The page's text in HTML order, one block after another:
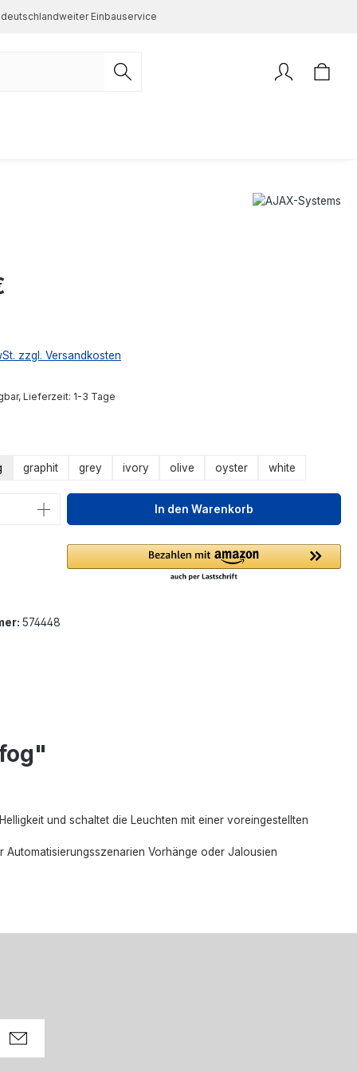
deutschlandweiter Einbauservice
zzgl. Versandkosten
Lieferzeit: 1-3 Tage
graphit grey ivory olive oyster white
Anzahl: Gib den gewünschten Wert
In den Warenkorb
574448
und schaltet die Leuchten mit einer voreingestellten
Automatisierungsszenarien Vorhänge oder Jalousien